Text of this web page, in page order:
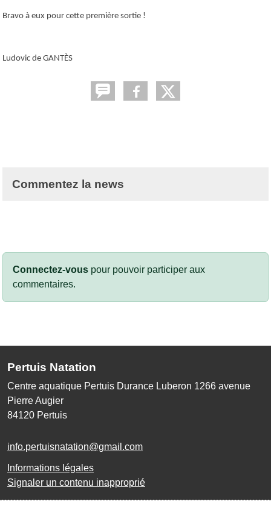
Bravo à eux pour cette première sortie !
Ludovic de GANTÈS
Commentez la news
Connectez-vous pour pouvoir participer aux
commentaires.
Pertuis Natation
Centre aquatique Pertuis Durance Luberon 1266 avenue
Pierre Augier
84120 Pertuis
info.pertuisnatation@gmail.com
Informations légales
Signaler un contenu inapproprié